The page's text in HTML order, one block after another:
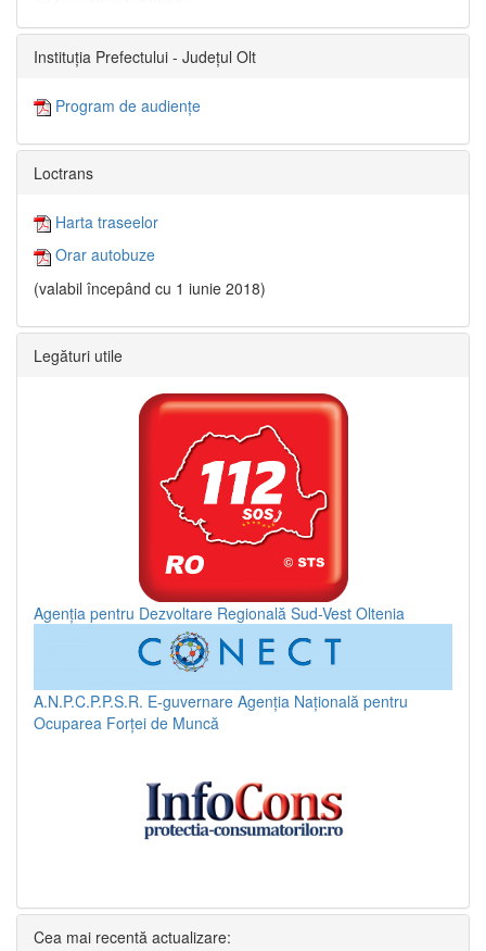
Instituția Prefectului - Județul Olt
Program de audiențe
Loctrans
Harta traseelor
Orar autobuze
(valabil începând cu 1 iunie 2018)
Legături utile
Agenția pentru Dezvoltare Regională Sud-Vest Oltenia
A.N.P.C.P.P.S.R. E-guvernare Agenția Națională pentru
Ocuparea Forței de Muncă
Cea mai recentă actualizare: